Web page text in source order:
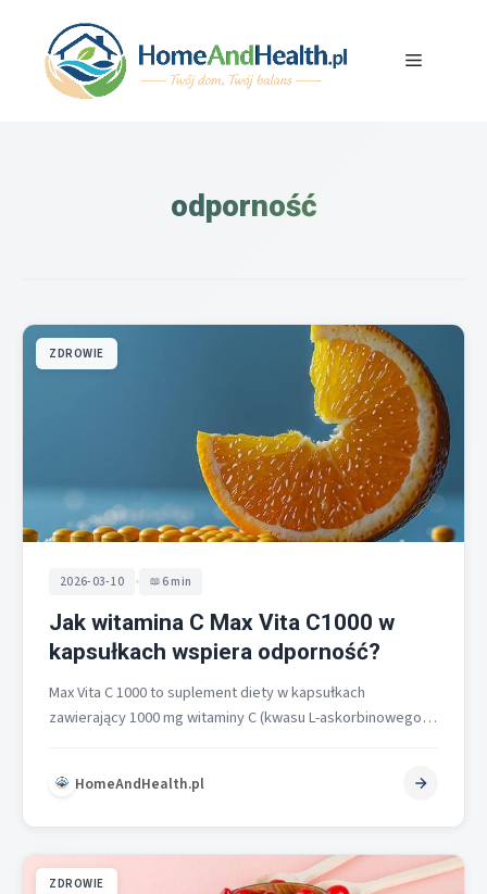
Menu
odporność
ZDROWIE
2026-03-10 • 6 min
Jak witamina C Max Vita C1000 w
kapsułkach wspiera odporność?
Max Vita C 1000 to suplement diety w kapsułkach
zawierający 1000 mg witaminy C (kwasu L-askorbinowego),
HomeAndHealth.pl
ZDROWIE